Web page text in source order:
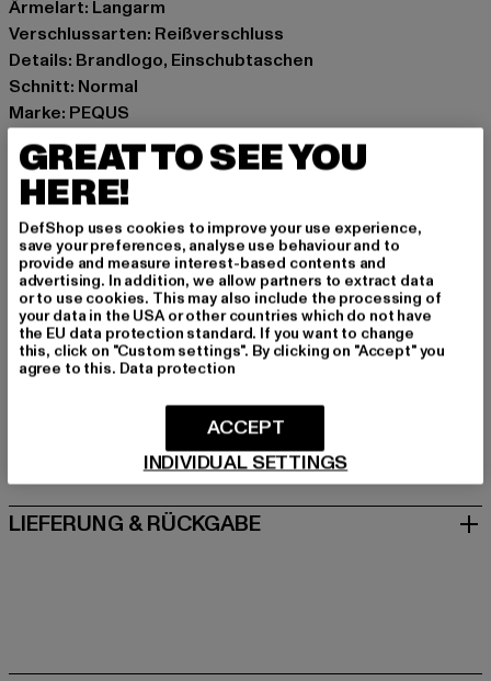
Ärmelart: Langarm
Verschlussarten: Reißverschluss
Details: Brandlogo, Einschubtaschen
Schnitt: Normal
Marke: PEQUS
Kat.: Übergangsjacken
Farbe: schwarz
Hersteller Farbe: mc
Materialzusammensetzung: 100% Polyester
Art.Nr: 61880001-01863
Hersteller: Urban Styles Agency GmbH & Co. KG |
agentur@urbanstylesagency.com
Schanzenstraße 41 | 51063 Köln | DE
GRÖSSE & PASSFORM
PFLEGEHINWEISE
LIEFERUNG & RÜCKGABE
GREAT TO SEE YOU
HERE!
DefShop uses cookies to improve your use experience,
save your preferences, analyse use behaviour and to
provide and measure interest-based contents and
advertising. In addition, we allow partners to extract data
or to use cookies. This may also include the processing of
your data in the USA or other countries which do not have
the EU data protection standard. If you want to change
this, click on "Custom settings". By clicking on "Accept" you
agree to this. Data protection
INDIVIDUAL SETTINGS
ACCEPT